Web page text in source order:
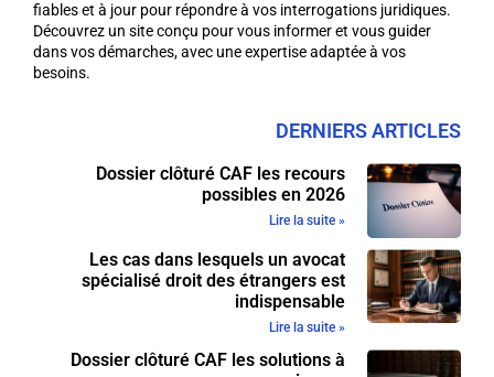
fiables et à jour pour répondre à vos interrogations juridiques.
Découvrez un site conçu pour vous informer et vous guider
dans vos démarches, avec une expertise adaptée à vos
besoins.
DERNIERS ARTICLES
Dossier clôturé CAF les recours
possibles en 2026
Lire la suite »
Les cas dans lesquels un avocat
spécialisé droit des étrangers est
indispensable
Lire la suite »
Dossier clôturé CAF les solutions à